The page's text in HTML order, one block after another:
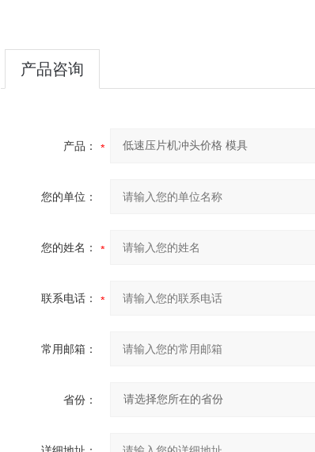
产品咨询
产品：
您的单位：
您的姓名：
联系电话：
常用邮箱：
省份：